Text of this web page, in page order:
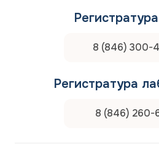
8 (846) 300-
Регистратура
8 (846) 260-